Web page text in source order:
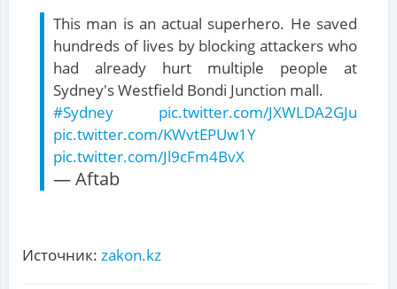
This man is an actual superhero. He saved
hundreds of lives by blocking attackers who
had already hurt multiple people at
Sydney's Westfield Bondi Junction mall.
#Sydney
pic.twitter.com/JXWLDA2GJu
pic.twitter.com/KWvtEPUw1Y
pic.twitter.com/Jl9cFm4BvX
— Aftab
Источник: zakon.kz